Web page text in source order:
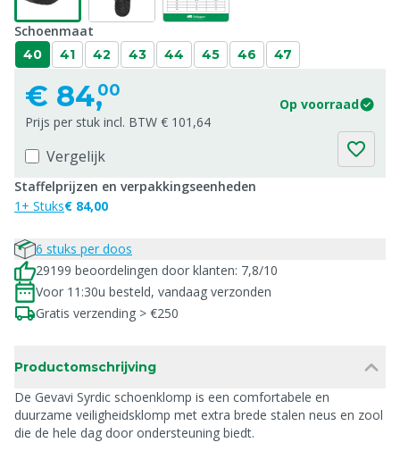
Schoenmaat
40 41 42 43 44 45 46 47
€ 84,00
Op voorraad
Prijs per stuk incl. BTW € 101,64
Vergelijk
Staffelprijzen en verpakkingseenheden
1+ Stuks€ 84,00
6 stuks per doos
29199 beoordelingen door klanten: 7,8/10
Voor 11:30u besteld, vandaag verzonden
Gratis verzending > €250
Productomschrijving
De Gevavi Syrdic schoenklomp is een comfortabele en
duurzame veiligheidsklomp met extra brede stalen neus en zool
die de hele dag door ondersteuning biedt.